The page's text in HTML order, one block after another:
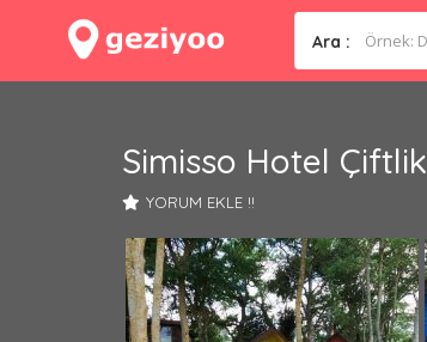
Ara :
Simisso Hotel Çiftlik
YORUM EKLE !!